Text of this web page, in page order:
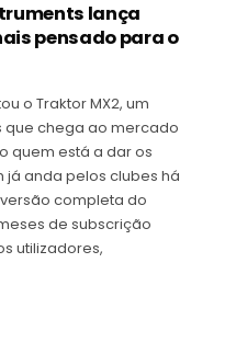
lança
pensado para o
o Traktor MX2, um
que chega ao mercado
quem está a dar os
anda pelos clubes há
completa do
de subscrição
utilizadores,